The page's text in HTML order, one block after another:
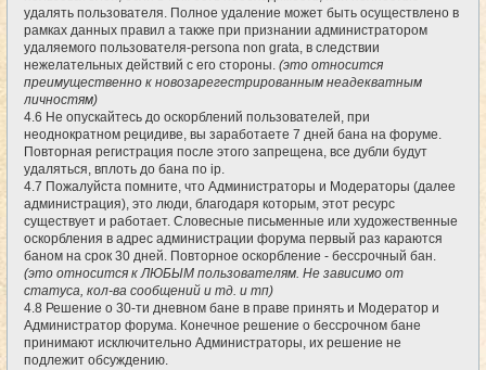
удалять пользователя. Полное удаление может быть осуществлено в
рамках данных правил а также при признании администратором
удаляемого пользователя-persona non grata, в следствии
нежелательных действий с его стороны. (это относится
преимущественно к новозарегестрированным неадекватным
личностям)
4.6 Не опускайтесь до оскорблений пользователей, при
неоднократном рецидиве, вы заработаете 7 дней бана на форуме.
Повторная регистрация после этого запрещена, все дубли будут
удаляться, вплоть до бана по ip.
4.7 Пожалуйста помните, что Администраторы и Модераторы (далее
администрация), это люди, благодаря которым, этот ресурс
существует и работает. Словесные письменные или художественные
оскорбления в адрес администрации форума первый раз караются
баном на срок 30 дней. Повторное оскорбление - бессрочный бан.
(это относится к ЛЮБЫМ пользователям. Не зависимо от
статуса, кол-ва сообщений и тд. и тп)
4.8 Решение о 30-ти дневном бане в праве принять и Модератор и
Администратор форума. Конечное решение о бессрочном бане
принимают исключительно Администраторы, их решение не
подлежит обсуждению.